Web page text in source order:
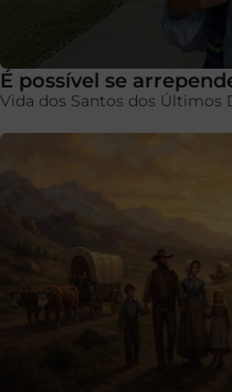
É possível se
Vida dos Santos dos Últimos